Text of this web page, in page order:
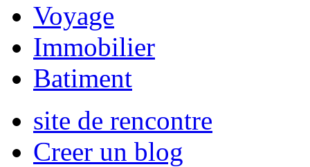
Voyage
Immobilier
Batiment
site de rencontre
Creer un blog